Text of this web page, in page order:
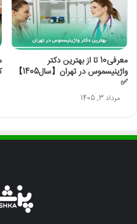
معرفی10 تا از بهترین دکتر
واژینیسموس در تهران【سال1405】
✅
مرداد 3, 1405